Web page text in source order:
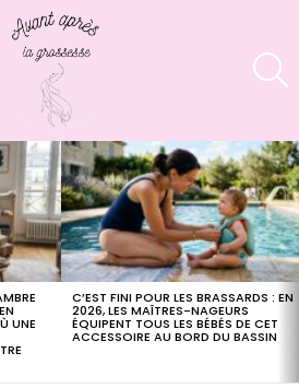
UNE
C’EST FINI POUR LES BRASSARDS : EN
2026, LES MAÎTRES-NAGEURS
ÉQUIPENT TOUS LES BÉBÉS DE CET
ACCESSOIRE AU BORD DU BASSIN